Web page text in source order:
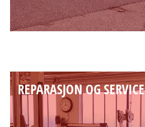
REPARASJON OG SERVICE